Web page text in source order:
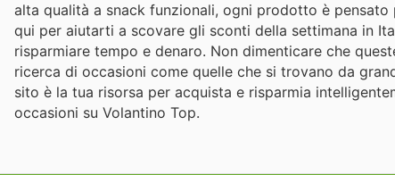
alta qualità a snack funzionali, ogni prodotto è
qui per aiutarti a scovare gli sconti della settimana in
risparmiare tempo e denaro. Non dimenticare che
ricerca di occasioni come quelle che si trovano da
sito è la tua risorsa per acquista e risparmia
occasioni su Volantino Top.